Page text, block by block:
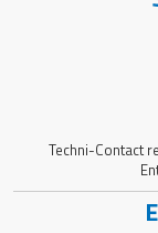
Techni-Contact